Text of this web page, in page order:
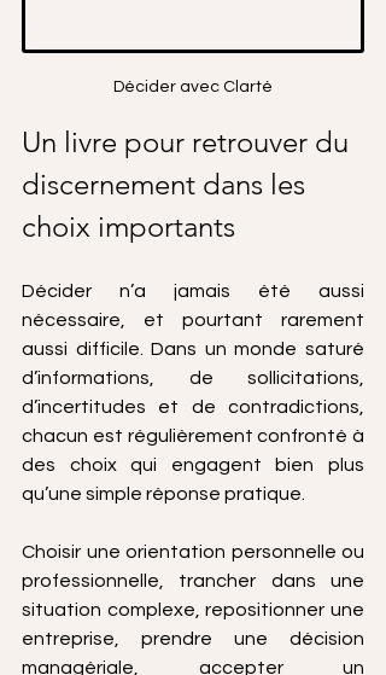
Décider avec Clarté
Un livre pour retrouver du
discernement dans les
choix importants
Décider n’a jamais été aussi
nécessaire, et pourtant rarement
aussi difficile. Dans un monde saturé
d’informations, de sollicitations,
d’incertitudes et de contradictions,
chacun est régulièrement confronté à
des choix qui engagent bien plus
qu’une simple réponse pratique.
Choisir une orientation personnelle ou
professionnelle, trancher dans une
situation complexe, repositionner une
entreprise, prendre une décision
managériale, accepter un